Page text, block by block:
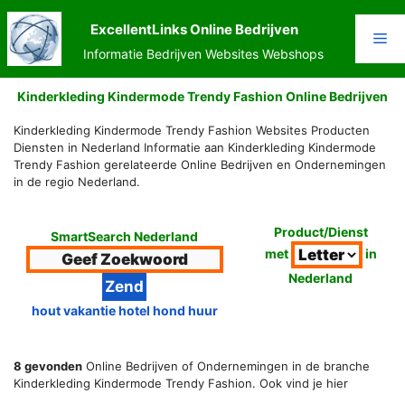
Ga
naar
de
inhoud
ExcellentLinks Online Bedrijven
Informatie Bedrijven Websites Webshops
Kinderkleding Kindermode Trendy Fashion Online Bedrijven
Kinderkleding Kindermode Trendy Fashion Websites Producten
Diensten in Nederland Informatie aan Kinderkleding Kindermode
Trendy Fashion gerelateerde Online Bedrijven en Ondernemingen
in de regio Nederland.
SmartSearch Nederland
hout vakantie hotel hond huur
Product/Dienst
met
in
Nederland
8 gevonden Online Bedrijven of Ondernemingen in de branche
Kinderkleding Kindermode Trendy Fashion. Ook vind je hier